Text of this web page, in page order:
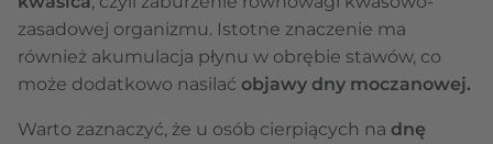
zasadowej organizmu. Istotne znaczenie ma
również akumulacja płynu w obrębie stawów, co
może dodatkowo nasilać objawy dny moczanowej.
Warto zaznaczyć, że u osób cierpiących na dnę